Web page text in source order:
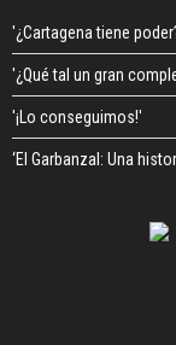
'¿Cartagena tiene
'¿Qué tal un gran
'¡Lo conseguimos!'
‘El Garbanzal: Una